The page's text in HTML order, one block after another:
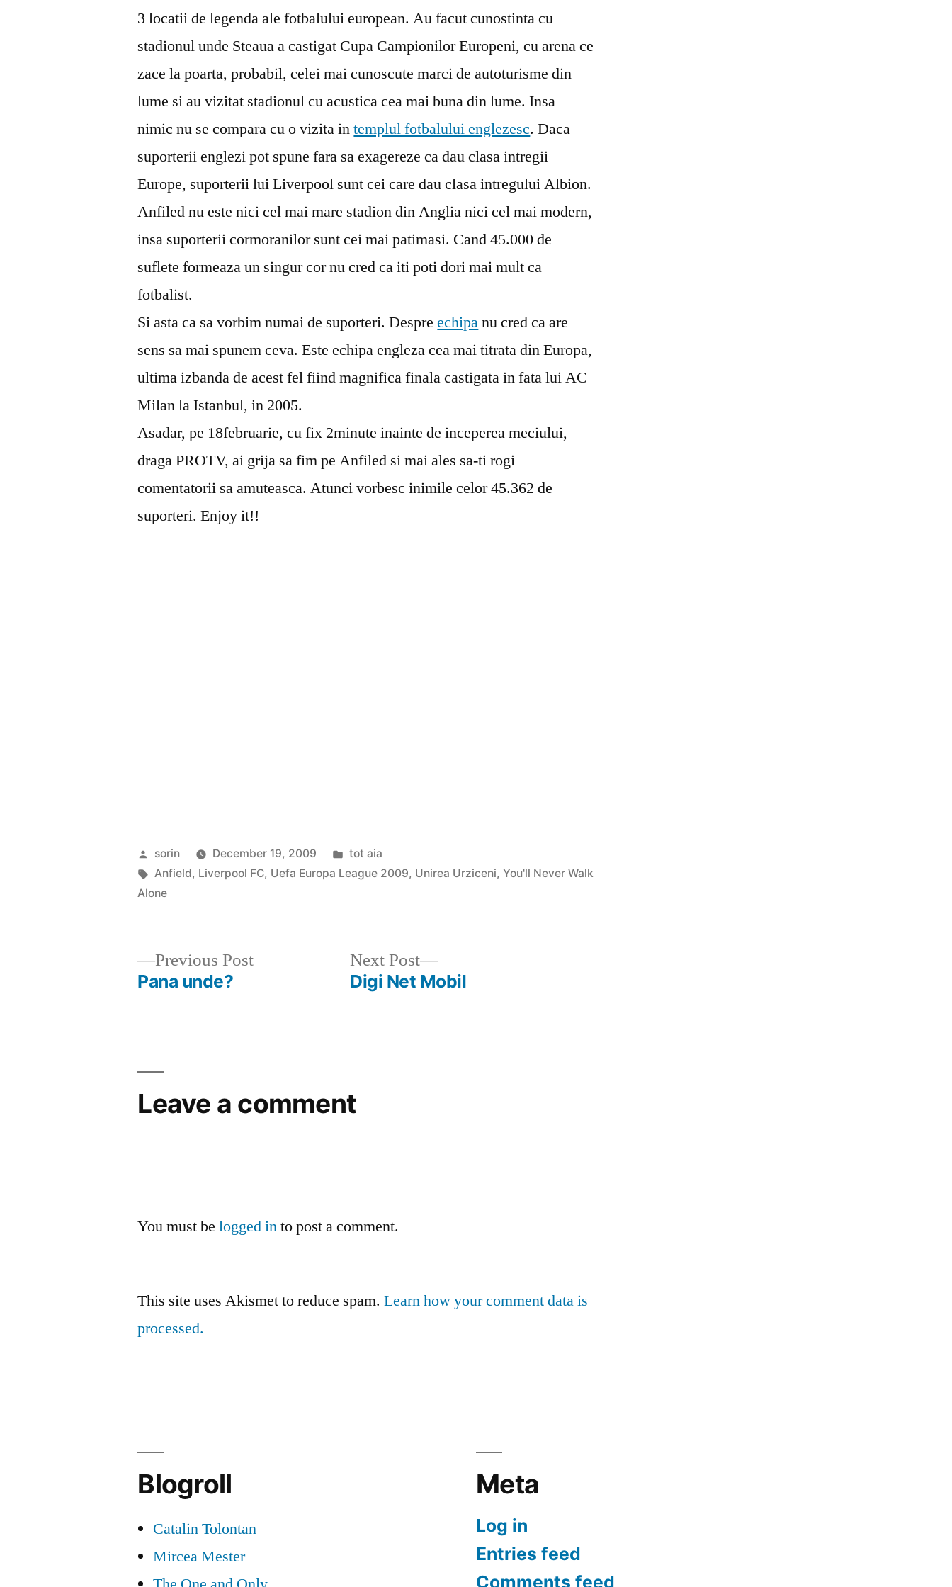
3 locatii de legenda ale fotbalului european. Au facut cunostinta cu
stadionul unde Steaua a castigat Cupa Campionilor Europeni, cu arena ce
zace la poarta, probabil, celei mai cunoscute marci de autoturisme din
lume si au vizitat stadionul cu acustica cea mai buna din lume. Insa
nimic nu se compara cu o vizita intemplul fotbalului englezesc. Daca
suporterii englezi pot spune fara sa exagereze ca dau clasa intregii
Europe, suporterii lui Liverpool sunt cei care dau clasa intregului Albion.
Anfiled nu este nici cel mai mare stadion din Anglia nici cel mai modern,
insa suporterii cormoranilor sunt cei mai patimasi. Cand 45.000 de
suflete formeaza un singur cor nu cred ca iti poti dori mai mult ca
fotbalist.
Si asta ca sa vorbim numai de suporteri. Despreechipanu cred ca are
sens sa mai spunem ceva. Este echipa engleza cea mai titrata din Europa,
ultima izbanda de acest fel fiind magnifica finala castigata in fata lui AC
Milan la Istanbul, in 2005.
Asadar, pe 18februarie, cu fix 2minute inainte de inceperea meciului,
draga PROTV, ai grija sa fim pe Anfiled si mai ales sa-ti rogi
comentatorii sa amuteasca. Atunci vorbesc inimile celor 45.362 de
suporteri. Enjoy it!!
Posted
by
sorin December 19, 2009
Posted
in
tot aia
Tags:
Anfield, Liverpool FC, Uefa Europa League 2009, Unirea Urziceni,You'll Never Walk
Alone
Previous PostPrevious
Pana unde?
Next Post
Next
post:
Digi Net Mobil
Leave a comment
You must belogged into post a comment.
This site uses Akismet to reduce spam.Learn how your comment data is
processed.
Blogroll
Catalin Tolontan
Mircea Mester
Meta
Log in
Entries feed
Comments feed